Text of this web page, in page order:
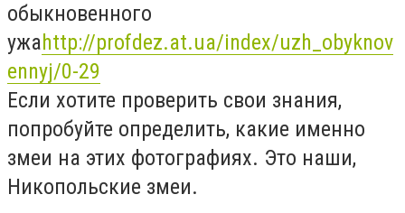
обыкновенного
ужаhttp://profdez.at.ua/index/uzh_obyknov
ennyj/0-29
Если хотите проверить свои знания,
попробуйте определить, какие именно
змеи на этих фотографиях. Это наши,
Никопольские змеи.